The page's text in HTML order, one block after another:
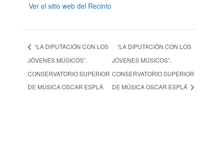
Ver el sitio web del Recinto
“LA DIPUTACIÓN CON LOS
JÓVENES MÚSICOS”.
CONSERVATORIO SUPERIOR
DE MÚSICA OSCAR ESPLÁ
“LA DIPUTACIÓN CON LOS
JÓVENES MÚSICOS”.
CONSERVATORIO SUPERIOR
DE MÚSICA OSCAR ESPLÁ